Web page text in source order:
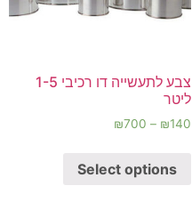
צבע לתעשייה דו רכיבי 1-5
ליטר
₪140
–
₪700
Select options